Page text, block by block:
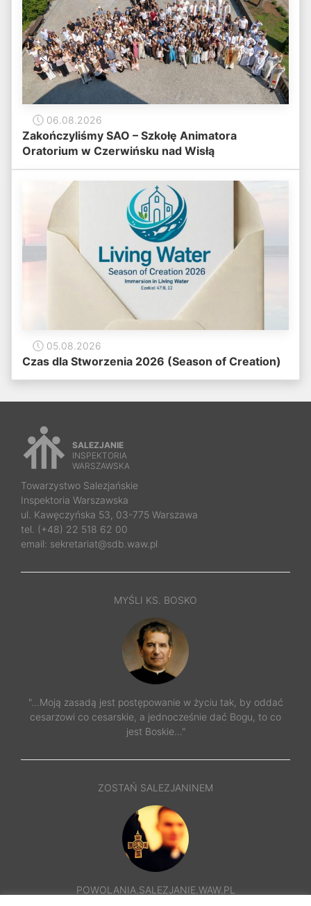
06.08.2026
Zakończyliśmy SAO – Szkołę Animatora
Oratorium w Czerwińsku nad Wisłą
05.08.2026
Czas dla Stworzenia 2026 (Season of Creation)
SALEZJANIE
INSPEKTORIA
WARSZAWSKA
Towarzystwo Salezjańskie
Inspektoria Warszawska
ul. Kawęczyńska 53, 03-775 Warszawa
tel. (+48) 22 518 62 00
email: sekretariat@sdb.waw.pl
MYŚLI KS. BOSKO
"...Moją zasadą jest postępowanie w życiu tak, by oddać
cesarzowi co cesarskie, a jednocześnie dać Bogu, to co
jest Boskie..."
ZOSTAŃ SALEZJANINEM
POWOLANIA.SALEZJANIE.WAW.PL